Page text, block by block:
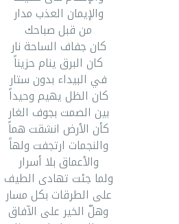
والإيمان العذب مدار
من قبل صباحك
كان جفاف الساحة نار
كان البرق ينام حزيناً
في البيداء بدون ستار
كان الظل يهيم وحيداً
بين الصمت بجوف الغار
كأن الأرض انشقت هماً
والنجمات ارتجفت ولهاً
والأعماق بلا أسرار
ولما جئت تهادى الطيف
على الطرقات بكل مسار
وهلّ الخير على الآفاق